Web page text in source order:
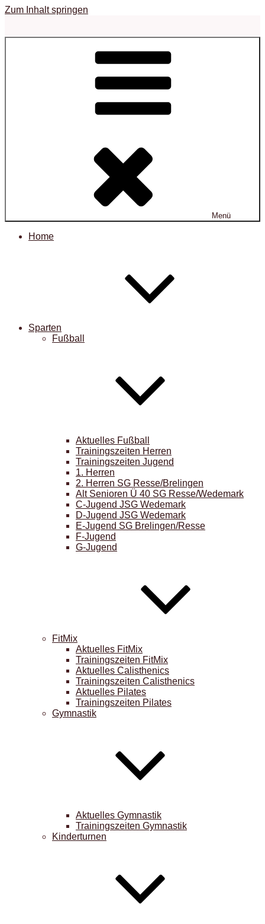
Zum Inhalt springen
Menü
Home
Sparten
Fußball
Aktuelles Fußball
Trainingszeiten Herren
Trainingszeiten Jugend
1. Herren
2. Herren SG Resse/Brelingen
Alt Senioren Ü 40 SG Resse/Wedemark
C-Jugend JSG Wedemark
D-Jugend JSG Wedemark
E-Jugend SG Brelingen/Resse
F-Jugend
G-Jugend
FitMix
Aktuelles FitMix
Trainingszeiten FitMix
Aktuelles Calisthenics
Trainingszeiten Calisthenics
Aktuelles Pilates
Trainingszeiten Pilates
Gymnastik
Aktuelles Gymnastik
Trainingszeiten Gymnastik
Kinderturnen